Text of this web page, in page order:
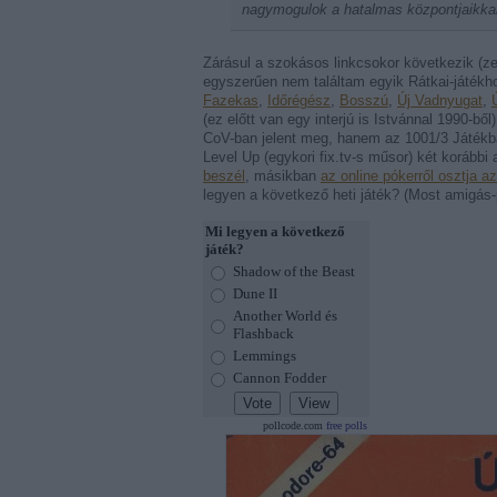
nagymogulok a hatalmas
Zárásul a szokásos linkcsokor következik
egyszerűen nem találtam egyik Rátkai-
Fazekas, Időrégész, Bosszú, Új Vadnyugat,
(ez előtt van egy interjú is Istvánnal 1990-
CoV-ban jelent meg, hanem az 1001/3
Level Up (egykori fix.tv-s műsor) két
beszél , másikban az online pókerről osztja
legyen a következő heti játék? (Most
Mi legyen a következő
játék?
Shadow of the Beast
Dune II
Another World és
Flashback
Lemmings
Cannon Fodder
pollcode.com free polls